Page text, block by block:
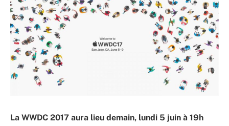
La WWDC 2017 aura lieu demain, lundi 5 juin à 19h